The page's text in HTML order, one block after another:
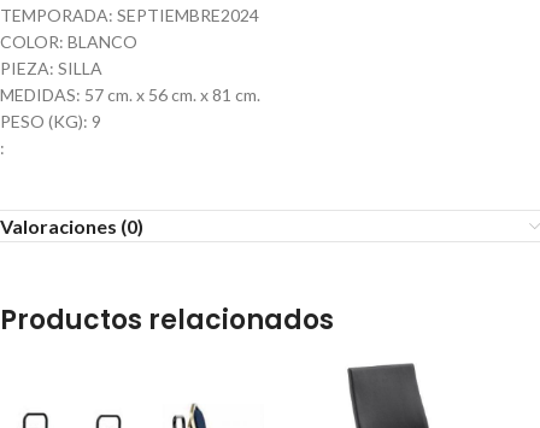
TEMPORADA: SEPTIEMBRE2024
COLOR: BLANCO
PIEZA: SILLA
MEDIDAS: 57 cm. x 56 cm. x 81 cm.
PESO (KG): 9
:
Valoraciones (0)
Productos relacionados